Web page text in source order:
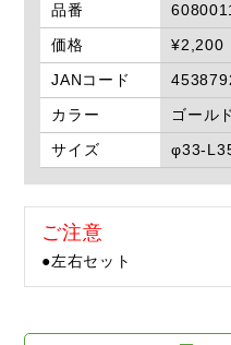
品番
価格
¥2,200
JANコード
カラー
ゴールド
サイズ
φ33-
ご注意
●左右セット